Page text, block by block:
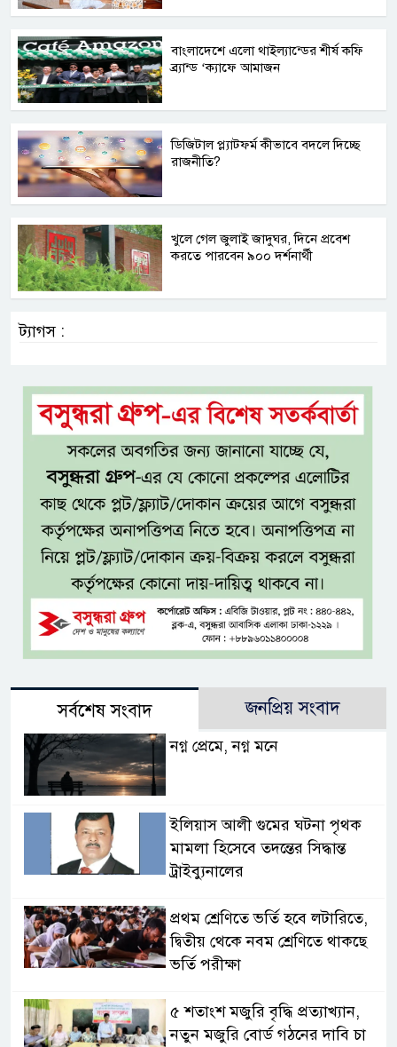
বাংলাদেশে এলো থাইল্যান্ডের শীর্ষ কফি
ব্র্যান্ড ‘ক্যাফে আমাজন
ডিজিটাল প্ল্যাটফর্ম কীভাবে বদলে দিচ্ছে
রাজনীতি?
খুলে গেল জুলাই জাদুঘর, দিনে প্রবেশ
করতে পারবেন ৯০০ দর্শনার্থী
ট্যাগস :
সর্বশেষ সংবাদ জনপ্রিয় সংবাদ
নগ্ন প্রেমে, নগ্ন মনে
ইলিয়াস আলী গুমের ঘটনা পৃথক
মামলা হিসেবে তদন্তের সিদ্ধান্ত
ট্রাইব্যুনালের
প্রথম শ্রেণিতে ভর্তি হবে লটারিতে,
দ্বিতীয় থেকে নবম শ্রেণিতে থাকছে
ভর্তি পরীক্ষা
৫ শতাংশ মজুরি বৃদ্ধি প্রত্যাখ্যান,
নতুন মজুরি বোর্ড গঠনের দাবি চা